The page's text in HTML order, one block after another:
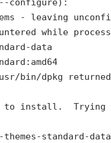
configure):
- leaving
while
data
bin/dpkg
to install. Trying
themes-standard-